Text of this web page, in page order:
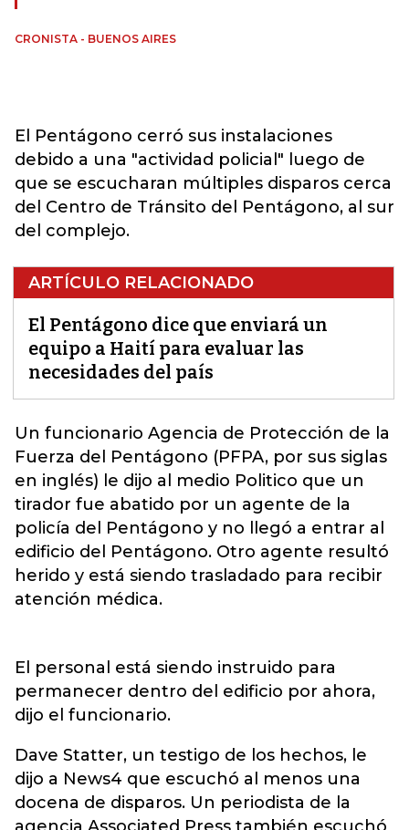
CRONISTA - BUENOS AIRES
El Pentágono cerró sus instalaciones
debido a una "actividad policial" luego de
que se escucharan múltiples disparos cerca
del Centro de Tránsito del Pentágono, al sur
del complejo.
ARTÍCULO RELACIONADO
El Pentágono dice que enviará un
equipo a Haití para evaluar las
necesidades del país
Un funcionario Agencia de Protección de la
Fuerza del Pentágono (PFPA, por sus siglas
en inglés) le dijo al medio Politico que un
tirador fue abatido por un agente de la
policía del Pentágono y no llegó a entrar al
edificio del Pentágono. Otro agente resultó
herido y está siendo trasladado para recibir
atención médica.
El personal está siendo instruido para
permanecer dentro del edificio por ahora,
dijo el funcionario.
Dave Statter, un testigo de los hechos, le
dijo a News4 que escuchó al menos una
docena de disparos. Un periodista de la